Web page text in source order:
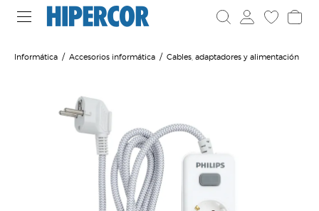
Informática Accesorios informática Cables, adaptadores y alimentación